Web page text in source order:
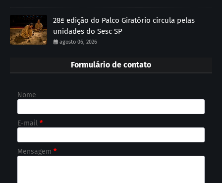
28ª edição do Palco Giratório circula pelas
unidades do Sesc SP
agosto 06, 2026
Formulário de contato
Nome
E-mail *
Mensagem *